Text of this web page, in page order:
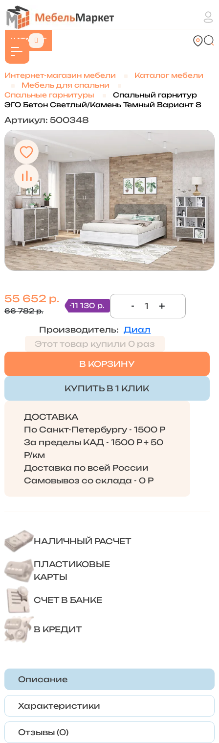
КАТАЛОГ
Интернет-магазин мебели
Каталог мебели
Мебель для спальни
Спальные гарнитуры
Спальный гарнитур
ЭГО Бетон Светлый/Камень Темный Вариант 8
Артикул: 500348
55 652 р.
66 782 р.
-11 130 р. - +
Производитель: Диал
Этот товар купили 0 раз
В КОРЗИНУ
КУПИТЬ В 1 КЛИК
ДОСТАВКА
По Санкт-Петербургу - 1500 Р
За пределы КАД - 1500 Р + 50
Р/км
Доставка по всей России
Самовывоз со склада - 0 Р
НАЛИЧНЫЙ РАСЧЕТ
ПЛАСТИКОВЫЕ
КАРТЫ
СЧЕТ В БАНКЕ
В КРЕДИТ
Описание
Характеристики
Отзывы (0)